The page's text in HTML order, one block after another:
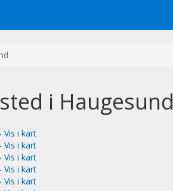
i Haugesund
- Vis i kart
- Vis i kart
- Vis i kart
- Vis i kart
- Vis i kart